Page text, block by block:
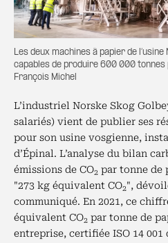
Les deux machines à papier de
capables de produire 600 000
François Michel
L’industriel Norske Skog
salariés) vient de publier ses
pour son usine vosgienne,
d’Épinal. L’analyse du bilan
émissions de CO2 par tonne de
"273 kg équivalent CO2",
communiqué. En 2021, ce
équivalent CO2 par tonne de
entreprise, certifiée ISO 14 001